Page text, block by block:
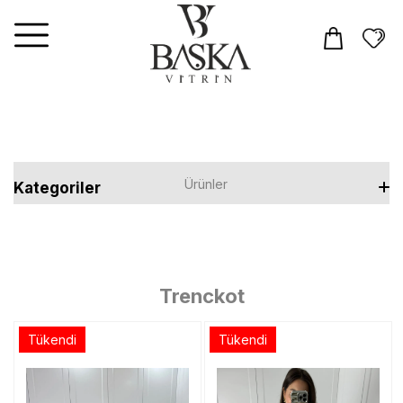
Ürünler
Kategoriler
Üst Giyim
T-shirt
Alt Giyim
Trenckot
Tükendi Tükendi